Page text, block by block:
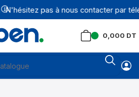
N'hésitez pas à nous contacter par
0,000 DT